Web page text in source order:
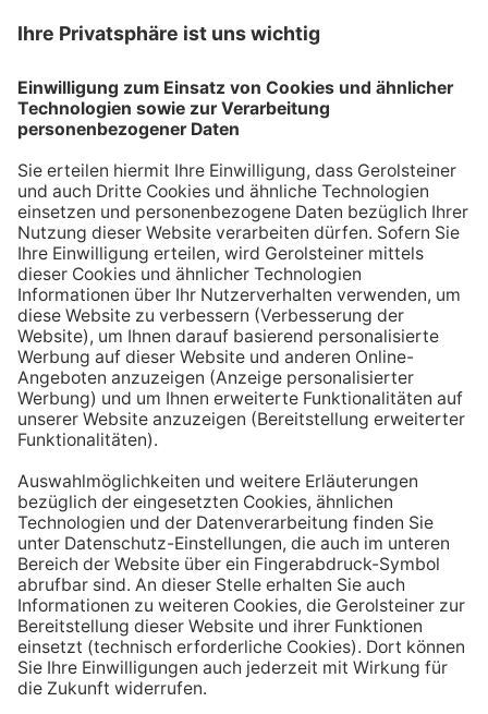
nicht vergisst. Denke daran, auch unterwegs immer
etwas Wasser dabei zu haben. Kleine PET-Flaschen mit
hinnehmen.
Tipp #2: Trinke direkt nach dem Aufstehen
Über Nacht verliert dein Körper Flüssigkeit. Um gut in
den Tag zu starten, solltest du deshalb direkt nach dem
Aufstehen ein großes Glas Wasser trinken. Stelle dir
zum Beispiel eine Flasche Mineralwasser direkt ans
Bett, damit du dieses kleine Morgenritual sofort
durchführen kannst.
Tipp #3: Vor und während jeder Mahlzeit
ein Glas Wasser trinken
Dadurch verknüpfst du das Trinken mit einem Ereignis.
einer Mahlzeit trinken, unterstützt du außerdem die
Produktion von Verdauungssäften. Zusätzlich fördert
das Trinken während des Essens das Sättigungsgefühl.
Tipp #4: Peppe dein Wasser auf
Wenn dir der Geschmack von purem Mineralwasser
nicht reichen sollte, dann kannst du deine Getränke mit
einfachen Mitteln verfeinern. Mische dir einfach